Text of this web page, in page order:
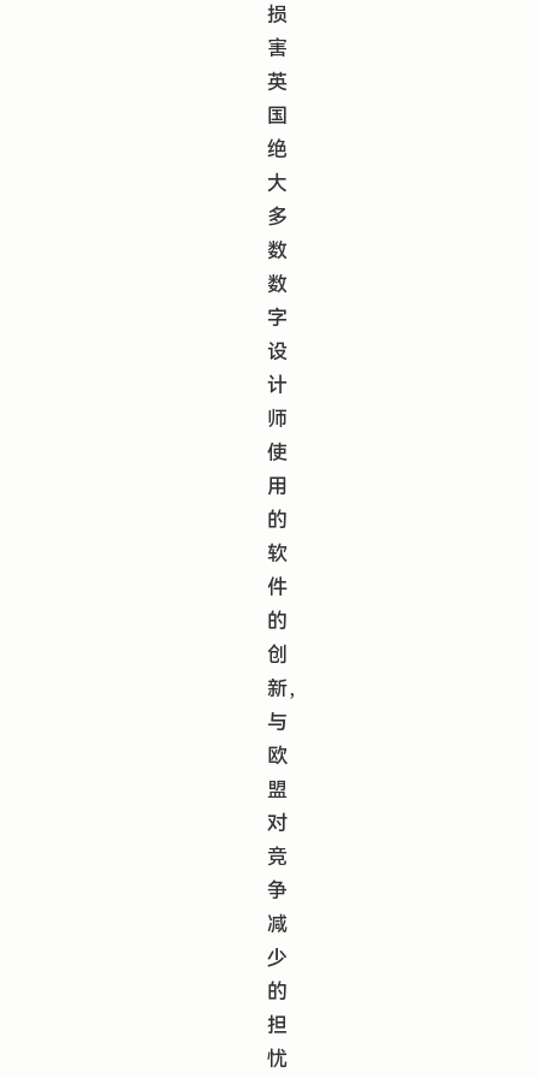
损
害
英
国
绝
大
多
数
数
字
设
计
师
使
用
的
软
件
的
创
新，
与
欧
盟
对
竞
争
减
少
的
担
忧